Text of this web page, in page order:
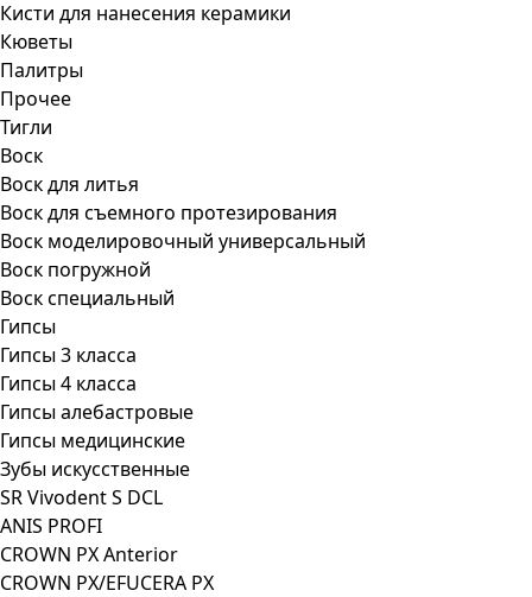
Кисти для нанесения керамики
Кюветы
Палитры
Прочее
Тигли
Воск
Воск для литья
Воск для съемного протезирования
Воск моделировочный универсальный
Воск погружной
Воск специальный
Гипсы
Гипсы 3 класса
Гипсы 4 класса
Гипсы алебастровые
Гипсы медицинские
Зубы искусственные
SR Vivodent S DCL
ANIS PROFI
CROWN PX Anterior
CROWN PX/EFUCERA PX